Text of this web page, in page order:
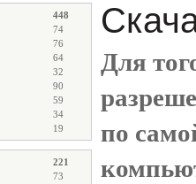
448
74
76
64
32
90
59
34
19
221
73
Для
по